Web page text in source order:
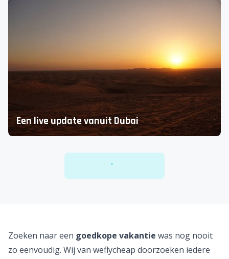
De leukste stedentrips met strand
7 zonnige steden in Europa